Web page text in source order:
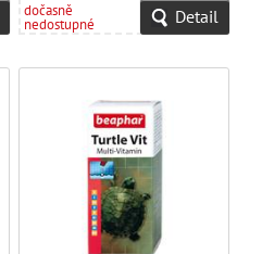
dočasně
nedostupné Detail